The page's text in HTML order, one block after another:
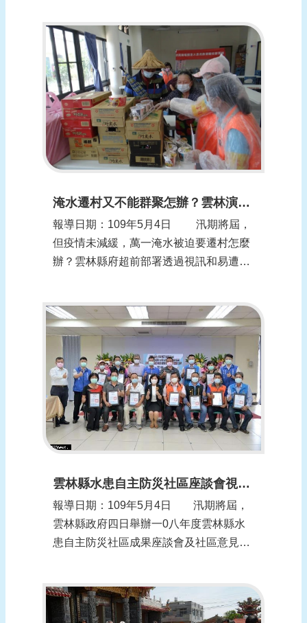
自主防災評鑑的特優社區，更進一步成為
全台僅有5處的種子社區。 財團法人
國際合作發展基金會在去年與國立臺灣大
學...
淹水遷村又不能群聚怎辦？雲林演練颱風汛期防疫
報導日期：109年5月4日 汛期將屆，
但疫情未減緩，萬一淹水被迫要遷村怎麼
辦？雲林縣府超前部署透過視訊和易遭風
何安置災民，既不近距接觸，又可讓撤離
的災民，過正常沒有染疫疑慮的生活，演
練過程逼真。 「各位阿伯、伯母請不
要慌亂...
雲林縣水患自主防災社區座談會視訊交流防汛防疫更安心
報導日期：109年5月4日 汛期將屆，
雲林縣政府四日舉辦一0八年度雲林縣水
患自主防災社區成果座談會及社區意見交
行。縣長張麗善表示，雖因防疫考量，無
法齊聚一堂，但對水患防災熱情的心也能